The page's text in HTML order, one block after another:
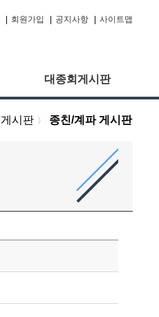
회원가입 공지사항 사이트맵
대종회게시판
게시판 〉 종친/계파 게시판